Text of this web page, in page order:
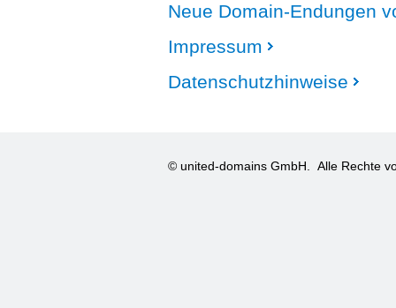
Neue Domain-Endungen
Impressum
Datenschutzhinweise
© united-domains GmbH. Alle Rechte